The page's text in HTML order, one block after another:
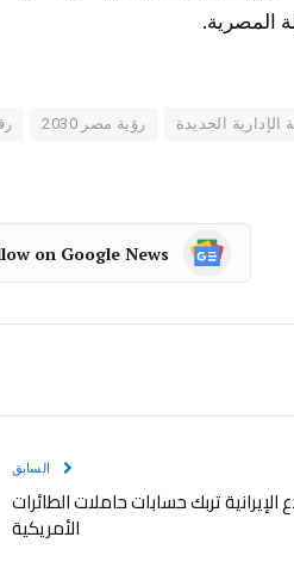
المصرية.
الإدارية الجديدة رؤية مصر 2030
on Google News
السابق
الإيرانية تربك حسابات حاملات الطائرات
الأمريكية